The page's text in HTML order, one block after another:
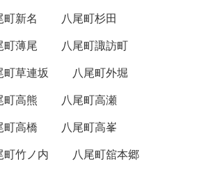
町新名
八尾町杉田
町薄尾
八尾町諏訪町
町草連坂
八尾町外堀
町高熊
八尾町高瀬
町高橋
八尾町高峯
町竹ノ内
八尾町舘本郷